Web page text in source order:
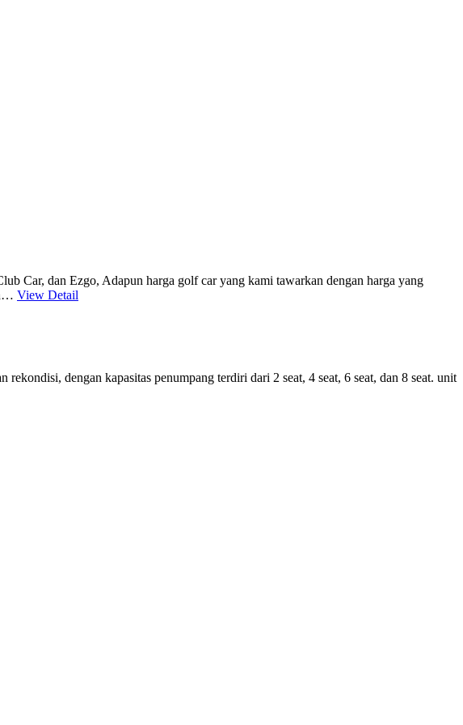
Car, dan Ezgo, Adapun harga golf car yang kami tawarkan dengan harga yang
View Detail
dengan kapasitas penumpang terdiri dari 2 seat, 4 seat, 6 seat, dan 8 seat. unit